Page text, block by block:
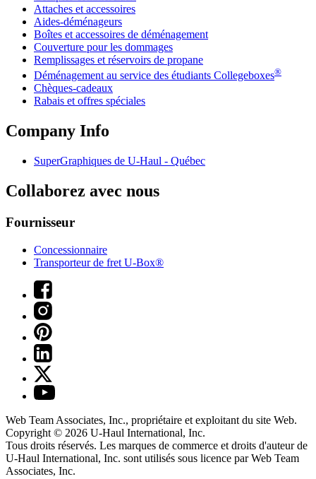
Attaches et accessoires
Aides-déménageurs
Boîtes et accessoires de déménagement
Couverture pour les dommages
Remplissages et réservoirs de propane
Déménagement au service des étudiants Collegeboxes®
Chèques-cadeaux
Rabais et offres spéciales
Company Info
SuperGraphiques de U-Haul - Québec
Collaborez avec nous
Fournisseur
Concessionnaire
Transporteur de fret U-Box®
Web Team Associates, Inc., propriétaire et exploitant du site Web.
Copyright © 2026 U-Haul International, Inc.
Tous droits réservés. Les marques de commerce et droits d'auteur de
U-Haul International, Inc. sont utilisés sous licence par Web Team
Associates, Inc.